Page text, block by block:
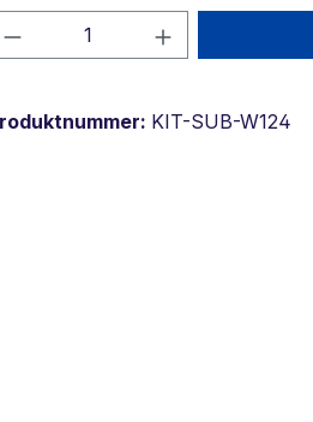
Produkt Anzahl: Gib
KIT-SUB-W124